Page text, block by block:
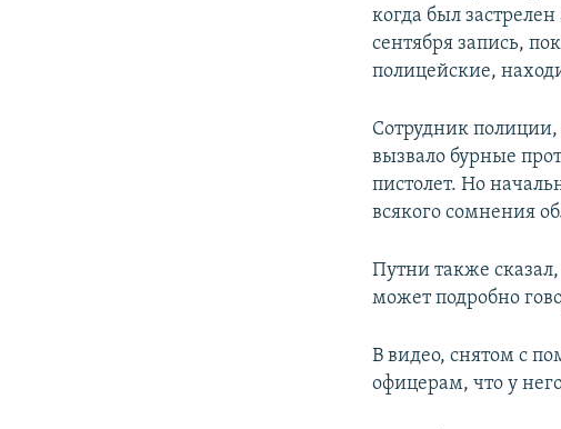
когда был
сентября запись,
полицейские,
Сотрудник полиции,
вызвало бурные
пистолет. Но
всякого сомнения
Путни также
может подробно
В видео, снятом с
офицерам, что у